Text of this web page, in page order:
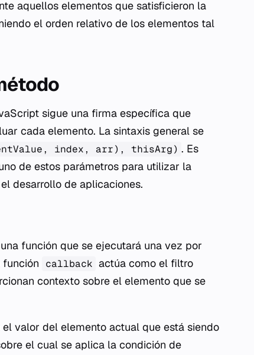
aquellos elementos que satisficieron la
el orden relativo de los elementos tal
sigue una firma específica que
cada elemento. La sintaxis general se
index, arr), thisArg) . Es
de estos parámetros para utilizar la
desarrollo de aplicaciones.
función que se ejecutará una vez por
función
callback actúa como el filtro
contexto sobre el elemento que se
el valor del elemento actual que está siendo
el cual se aplica la condición de